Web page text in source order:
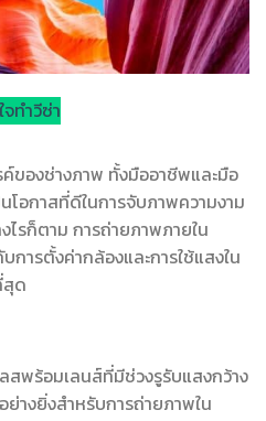
จทำวีซ่า
ของช่างภาพ ทั้งมืออาชีพและมือ
โอกาสที่ดีในการจับภาพความงาม
รก็ตาม การถ่ายภาพภายใน
การตั้งค่ากล้องและการใช้แสงใน
สุด
สพร้อมเลนส์ที่มีช่วงรูรับแสงกว้าง
ย่างยิ่งสำหรับการถ่ายภาพใน